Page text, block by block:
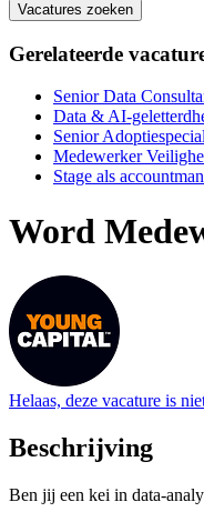
Vacatures zoeken
Gerelateerde
Senior Data
Data & AI-
Senior
Medewerker
Stage als
Word
Helaas, deze vacature is
Beschrijving
Ben jij een kei in data-